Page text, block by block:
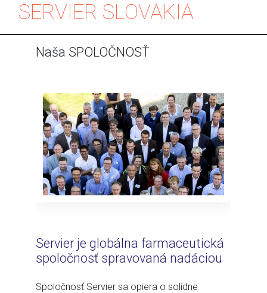
Skip to content
SERVIER SLOVAKIA
Naša SPOLOČNOSŤ
Servier je globálna farmaceutická
spoločnosť spravovaná nadáciou
Spoločnosť Servier sa opiera o solídne